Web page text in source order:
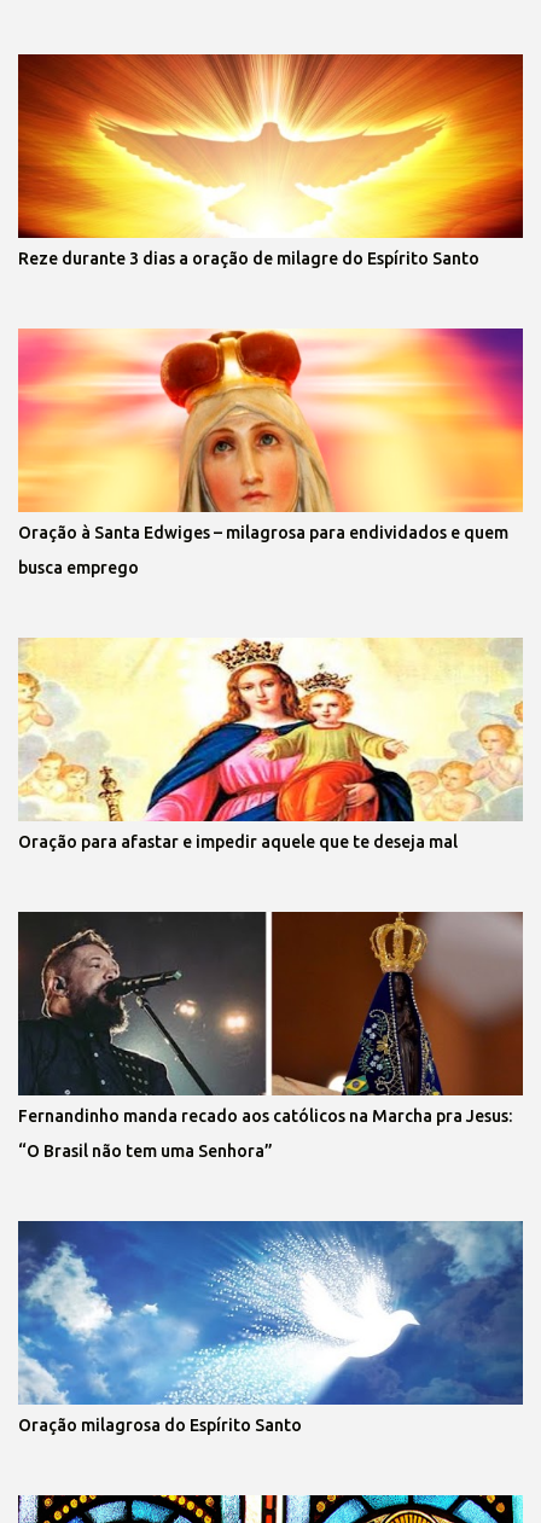
Reze durante 3 dias a oração de milagre do Espírito Santo
Oração à Santa Edwiges – milagrosa para endividados e quem
busca emprego
Oração para afastar e impedir aquele que te deseja mal
Fernandinho manda recado aos católicos na Marcha pra Jesus:
“O Brasil não tem uma Senhora”
Oração milagrosa do Espírito Santo